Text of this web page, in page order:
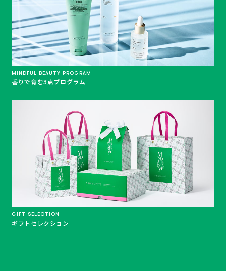
MINDFUL BEAUTY PROGRAM
香りで育む3点プログラム
GIFT SELECTION
ギフトセレクション